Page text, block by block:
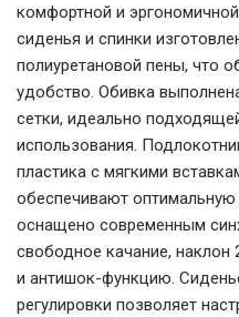
комфортной и
сиденья и спинки
полиуретановой пены, что
удобство. Обивка
сетки, идеально
использования.
пластика с мягкими
обеспечивают
оснащено современным
свободное качание,
и антишок-функцию.
регулировки позволяет